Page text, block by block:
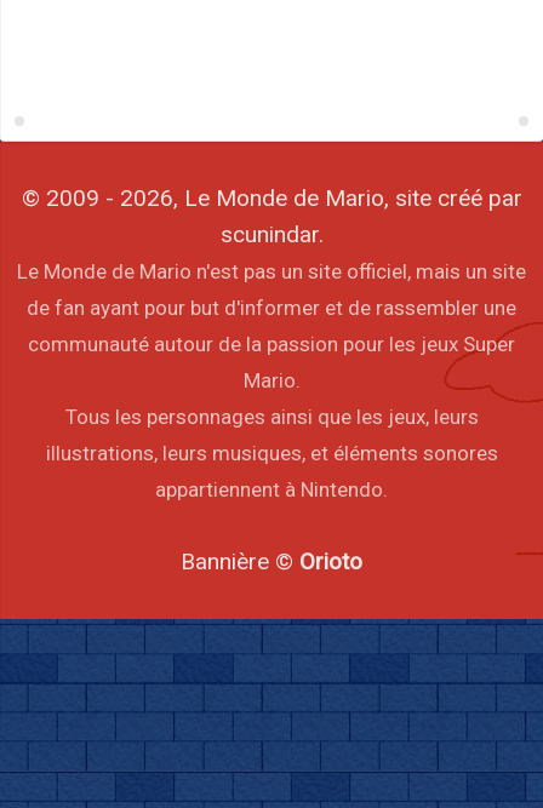
© 2009 - 2026, Le Monde de Mario, site créé par
scunindar.
Le Monde de Mario n'est pas un site officiel, mais un site
de fan ayant pour but d'informer et de rassembler une
communauté autour de la passion pour les jeux Super
Mario.
Tous les personnages ainsi que les jeux, leurs
illustrations, leurs musiques, et éléments sonores
appartiennent à Nintendo.
Bannière © Orioto